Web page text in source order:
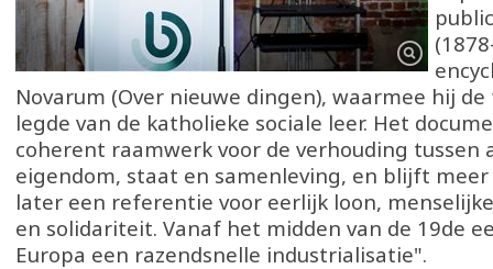
Novarum (Over nieuwe dingen), waarmee hij
legde van de katholieke sociale leer. Het
coherent raamwerk voor de verhouding tussen
eigendom, staat en samenleving, en blijft meer
later een referentie voor eerlijk loon,
en solidariteit. Vanaf het midden van de 19de
Europa een razendsnelle industrialisatie".